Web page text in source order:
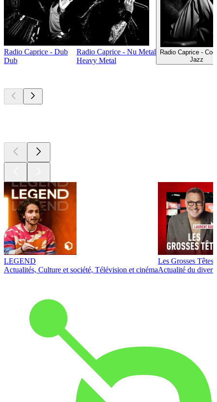
Radio Caprice - Dub
Dub
Radio Caprice - Nu Metal
Heavy Metal
Radio Caprice -
Jazz
LEGEND
Actualités, Culture et société, Télévision et cinéma
Les Grosses Têtes
Actualité du